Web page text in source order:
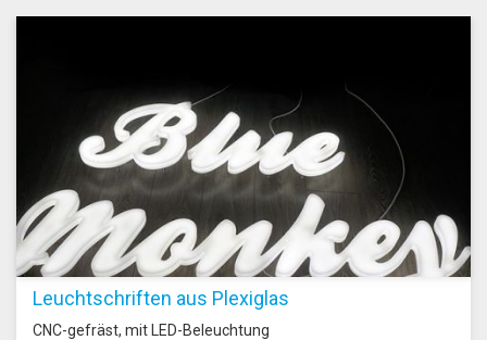
Leuchtschriften aus Plexiglas
CNC-gefräst, mit LED-Beleuchtung